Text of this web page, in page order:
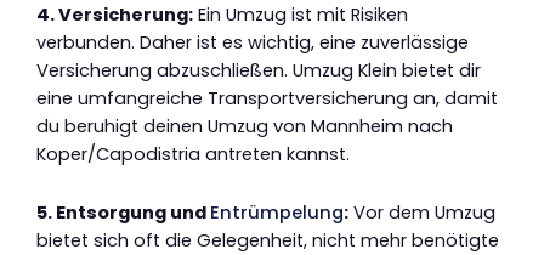
4. Versicherung: Ein Umzug ist mit Risiken
verbunden. Daher ist es wichtig, eine zuverlässige
Versicherung abzuschließen. Umzug Klein bietet dir
eine umfangreiche Transportversicherung an, damit
du beruhigt deinen Umzug von Mannheim nach
Koper/Capodistria antreten kannst.
5. Entsorgung und Entrümpelung: Vor dem Umzug
bietet sich oft die Gelegenheit, nicht mehr benötigte